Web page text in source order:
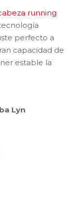
running
perfecto a
capacidad de
estable la
Lyn